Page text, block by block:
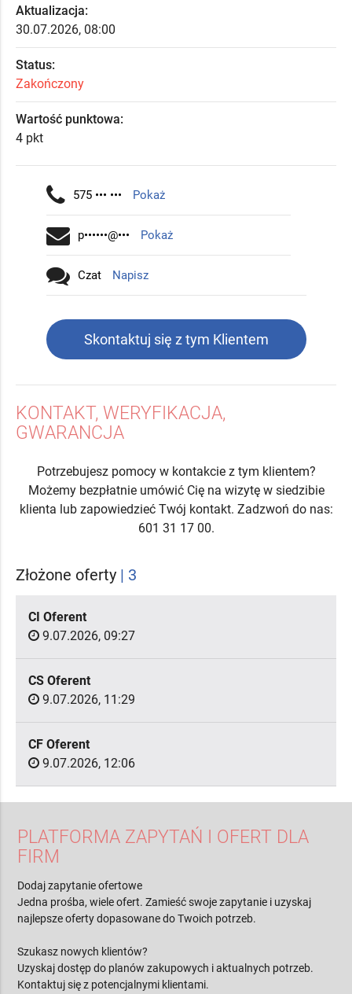
Aktualizacja:
30.07.2026, 08:00
Status:
Zakończony
Wartość punktowa:
4 pkt
575 ••• ••• Pokaż
p••••••@••• Pokaż
Czat Napisz
Skontaktuj się z tym Klientem
KONTAKT, WERYFIKACJA,
GWARANCJA
Potrzebujesz pomocy w kontakcie z tym klientem?
Możemy bezpłatnie umówić Cię na wizytę w siedzibie
klienta lub zapowiedzieć Twój kontakt. Zadzwoń do nas:
601 31 17 00.
Złożone oferty | 3
CI Oferent
9.07.2026, 09:27
CS Oferent
9.07.2026, 11:29
CF Oferent
9.07.2026, 12:06
PLATFORMA ZAPYTAŃ I OFERT DLA
FIRM
Dodaj zapytanie ofertowe
Jedna prośba, wiele ofert. Zamieść swoje zapytanie i uzyskaj
najlepsze oferty dopasowane do Twoich potrzeb.
Szukasz nowych klientów?
Uzyskaj dostęp do planów zakupowych i aktualnych potrzeb.
Kontaktuj się z potencjalnymi klientami.